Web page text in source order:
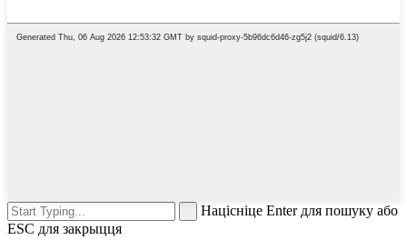
Націсніце Enter для пошуку або
ESC для закрыцця